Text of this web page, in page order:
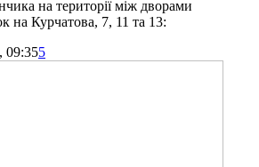
на території між дворами
на Курчатова, 7, 11 та 13:
09:355